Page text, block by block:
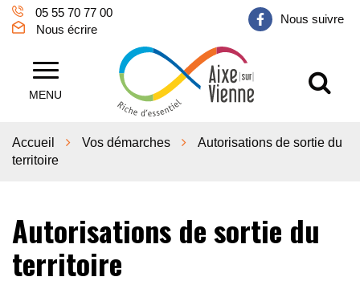
Gestion des traceurs
05 55 70 77 00
Nous écrire
Nous suivre
MENU Aixe sur Vienne
Accueil Vos démarches
Autorisations de sortie du
territoire
Autorisations de sortie du
territoire